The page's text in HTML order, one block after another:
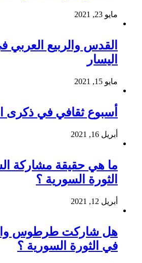
مايو 23, 2021
القدس والربيع
اليسار
مايو 15, 2021
أسبوع ثقافي في ذكرى
أبريل 16, 2021
ما هي حقيقة مشاركة
الثورة السورية ؟
أبريل 12, 2021
هل شاركت طرطوس
في الثورة السورية ؟